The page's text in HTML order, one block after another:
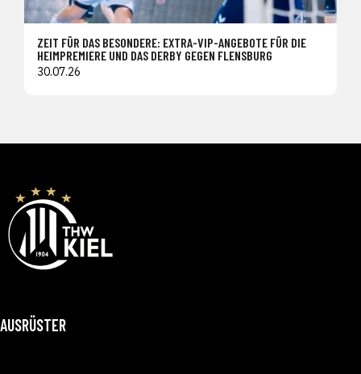
ZEIT FÜR DAS BESONDERE: EXTRA-VIP-ANGEBOTE FÜR DIE
HEIMPREMIERE UND DAS DERBY GEGEN FLENSBURG
30.07.26
AUSRÜSTER